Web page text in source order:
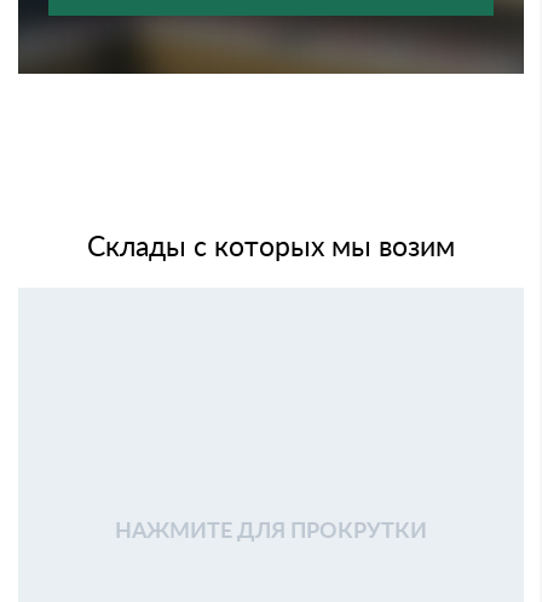
Склады с которых мы возим
НАЖМИТЕ ДЛЯ ПРОКРУТКИ